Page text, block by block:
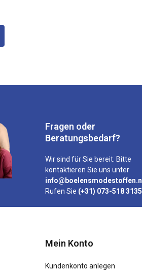
Fragen oder
Beratungsbedarf?
Wir sind für Sie bereit. Bitte
kontaktieren Sie uns unter
info@boelensmodestoffen.nl
Rufen Sie (+31) 073-518 3135
Mein Konto
Kundenkonto anlegen